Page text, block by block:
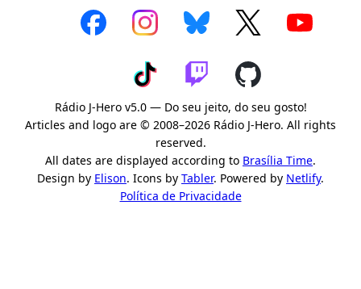
Rádio J-Hero v5.0 — Do seu jeito, do seu gosto!
Articles and logo are © 2008–2026 Rádio J-Hero. All rights
reserved.
All dates are displayed according to Brasília Time.
Design by Elison. Icons by Tabler. Powered by Netlify.
Política de Privacidade